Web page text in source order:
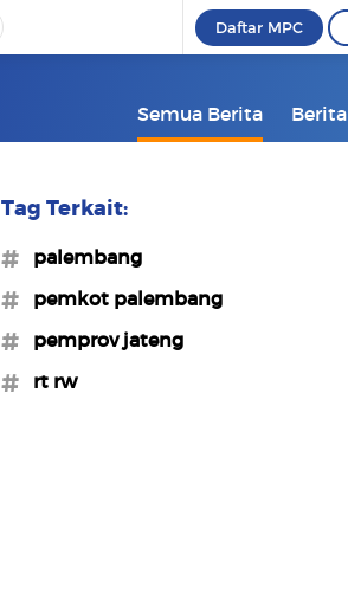
Daftar MPC
Semua Berita Berita
Tag Terkait:
#palembang
#pemkot palembang
#pemprov jateng
#rt rw